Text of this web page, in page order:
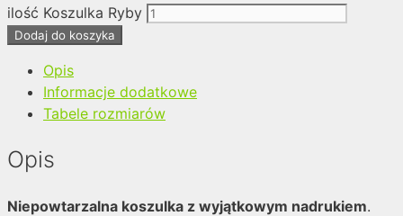
ilość Koszulka Ryby
Dodaj do koszyka
Opis
Informacje dodatkowe
Tabele rozmiarów
Opis
Niepowtarzalna koszulka z wyjątkowym nadrukiem.